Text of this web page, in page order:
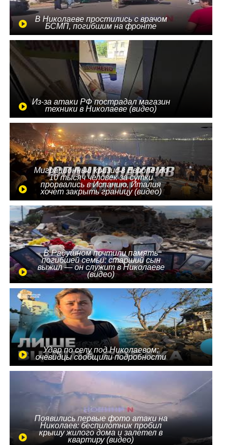
В Николаеве простились с врачом
БСМП, погибшим на фронте
Из-за атаки РФ пострадал магазин
техники в Николаеве (видео)
Миграционный кризис в Европе: до
10 тысяч человек за сутки
прорвались в Испанию, Италия
хочет закрыть границу (видео)
В Радушном почтили память
погибшей семьи: старший сын
выжил — он служит в Николаеве
(видео)
Удар по селу под Николаевом:
очевидцы сообщили подробности
Появились первые фото атаки на
Николаев: беспилотник пробил
крышу жилого дома и залетел в
квартиру (видео)